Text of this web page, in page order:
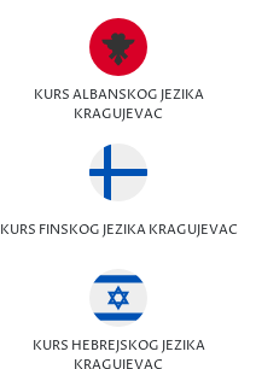
KURS ALBANSKOG JEZIKA
KRAGUJEVAC
KURS FINSKOG JEZIKA KRAGUJEVAC
KURS HEBREJSKOG JEZIKA
KRAGUJEVAC